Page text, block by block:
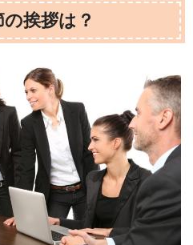
挨拶は？